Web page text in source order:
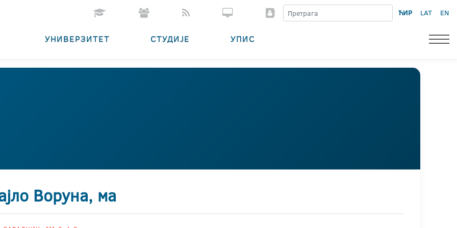
ЋИР LAT EN
УНИВЕРЗИТЕТ СТУДИЈЕ УПИС
Воруна, ма